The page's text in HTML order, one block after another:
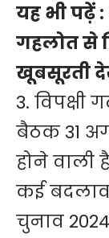
यह भी पढ़ें :
गहलोत से
खूबसूरती
3. विपक्षी
बैठक 31
होने वाली
कई
चुनाव